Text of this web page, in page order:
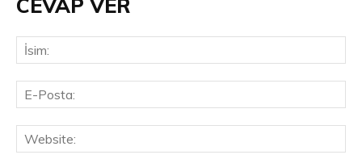
CEVAP VER